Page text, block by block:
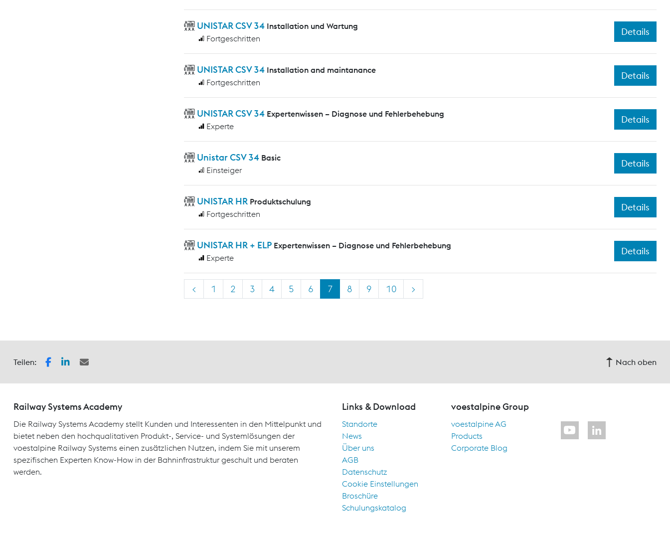
UNISTAR CSV 34 Installation und Wartung
Fortgeschritten
Details
UNISTAR CSV 34 Installation and maintanance
Fortgeschritten
Details
UNISTAR CSV 34 Expertenwissen – Diagnose und Fehlerbehebung
Experte
Details
Unistar CSV 34 Basic
Einsteiger
Details
UNISTAR HR Produktschulung
Fortgeschritten
Details
UNISTAR HR + ELP Expertenwissen – Diagnose und Fehlerbehebung
Experte
Details
< 1 2 3 4 5 6 7 8 9 10 >
Teilen: Nach oben
Railway Systems Academy
Die Railway Systems Academy stellt Kunden und Interessenten in den Mittelpunkt und
bietet neben den hochqualitativen Produkt-, Service- und Systemlösungen der
voestalpine Railway Systems einen zusätzlichen Nutzen, indem Sie mit unserem
spezifischen Experten Know-How in der Bahninfrastruktur geschult und beraten
werden.
Links & Download
Standorte
News
Über uns
AGB
Datenschutz
Cookie Einstellungen
Broschüre
Schulungskatalog
voestalpine Group
voestalpine AG
Products
Corporate Blog